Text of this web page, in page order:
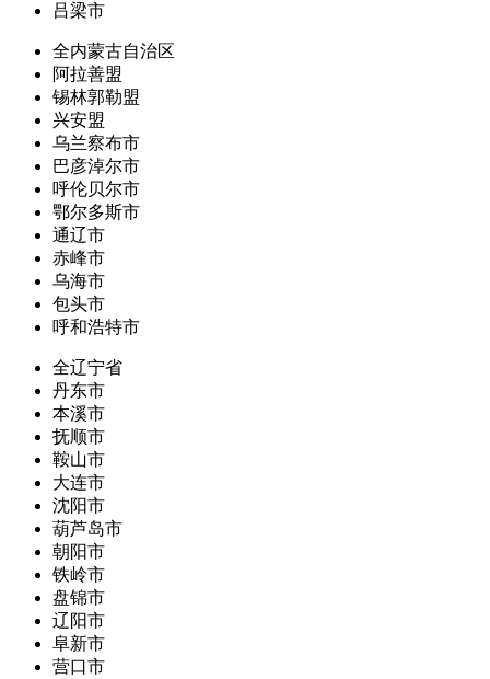
吕梁市
全内蒙古自治区
阿拉善盟
锡林郭勒盟
兴安盟
乌兰察布市
巴彦淖尔市
呼伦贝尔市
鄂尔多斯市
通辽市
赤峰市
乌海市
包头市
呼和浩特市
全辽宁省
丹东市
本溪市
抚顺市
鞍山市
大连市
沈阳市
葫芦岛市
朝阳市
铁岭市
盘锦市
辽阳市
阜新市
营口市